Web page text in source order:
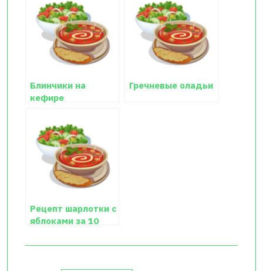
Блинчики на
кефире
Гречневые оладьи
Рецепт шарлотки с
яблоками за 10